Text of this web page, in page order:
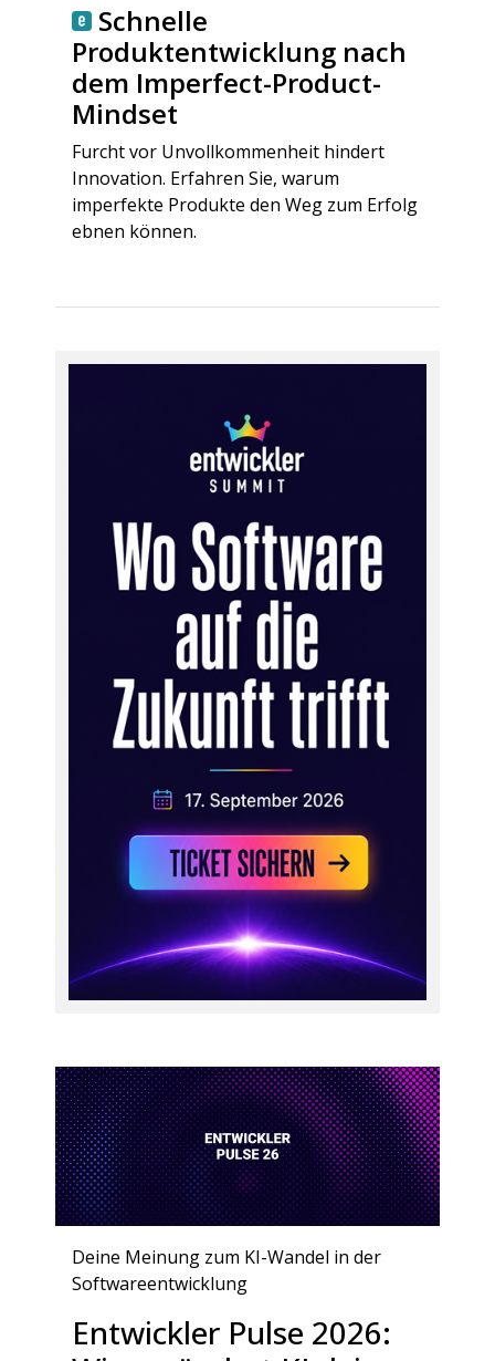
Schnelle
Produktentwicklung nach
dem Imperfect-Product-
Mindset
Furcht vor Unvollkommenheit hindert
Innovation. Erfahren Sie, warum
imperfekte Produkte den Weg zum Erfolg
ebnen können.
Deine Meinung zum KI-Wandel in der
Softwareentwicklung
Entwickler Pulse 2026: